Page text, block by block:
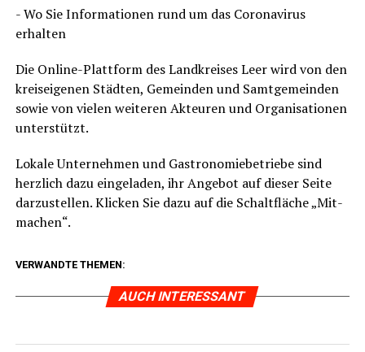
- Wo Sie Infor­ma­tio­nen rund um das Coro­na­vi­rus
erhalten
Die Online-Platt­form des Land­krei­ses Leer wird von den
kreis­ei­ge­nen Städ­ten, Gemein­den und Samt­ge­mein­den
sowie von vie­len wei­te­ren Akteu­ren und Orga­ni­sa­tio­nen
unterstützt.
Loka­le Unter­neh­men und Gas­tro­no­mie­be­trie­be sind
herz­lich dazu ein­ge­la­den, ihr Ange­bot auf die­ser Sei­te
dar­zu­stel­len. Kli­cken Sie dazu auf die Schalt­flä­che „Mit­
ma­chen“.
VERWANDTE THEMEN:
AUCH INTERESSANT